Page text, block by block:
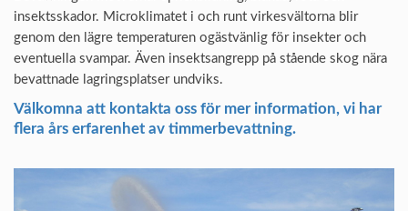
insektsskador. Microklimatet i och runt virkesvältorna blir
genom den lägre temperaturen ogästvänlig för insekter och
eventuella svampar. Även insektsangrepp på stående skog nära
bevattnade lagringsplatser undviks.
Välkomna att kontakta oss för mer information, vi har
flera års erfarenhet av timmerbevattning.